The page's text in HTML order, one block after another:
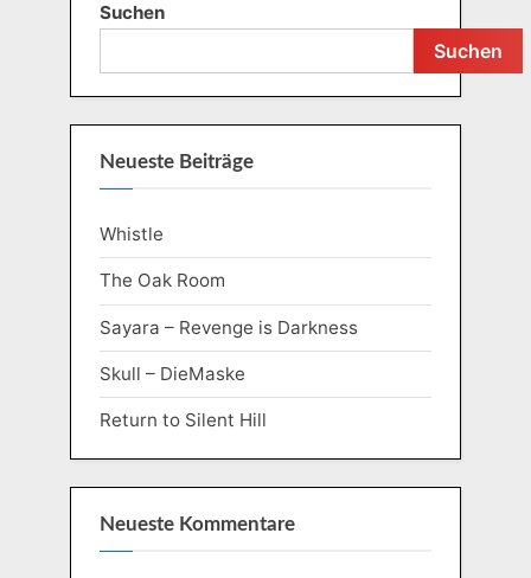
Suchen
Suchen
Neueste Beiträge
Whistle
The Oak Room
Sayara – Revenge is Darkness
Skull – DieMaske
Return to Silent Hill
Neueste Kommentare